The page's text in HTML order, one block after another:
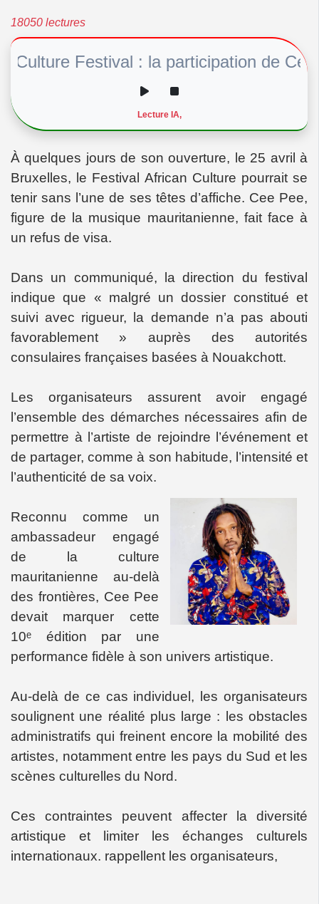
18050 lectures
Festival : la participation de Cee
Lecture IA,
À quelques jours de son ouverture, le 25 avril à
Bruxelles, le Festival African Culture pourrait se
tenir sans l’une de ses têtes d’affiche. Cee Pee,
figure de la musique mauritanienne, fait face à
un refus de visa.
Dans un communiqué, la direction du festival
indique que « malgré un dossier constitué et
suivi avec rigueur, la demande n’a pas abouti
favorablement » auprès des autorités
consulaires françaises basées à Nouakchott.
Les organisateurs assurent avoir engagé
l’ensemble des démarches nécessaires afin de
permettre à l’artiste de rejoindre l’événement et
de partager, comme à son habitude, l’intensité et
l’authenticité de sa voix.
Reconnu comme un
ambassadeur engagé
de la culture
mauritanienne au-delà
des frontières, Cee Pee
devait marquer cette
10ᵉ édition par une
performance fidèle à son univers artistique.
Au-delà de ce cas individuel, les organisateurs
soulignent une réalité plus large : les obstacles
administratifs qui freinent encore la mobilité des
artistes, notamment entre les pays du Sud et les
scènes culturelles du Nord.
Ces contraintes peuvent affecter la diversité
artistique et limiter les échanges culturels
internationaux. rappellent les organisateurs,